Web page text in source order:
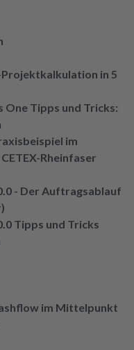
in 5
One Tipps und Tricks:
im
Rheinfaser
- Der Auftragsablauf
Tipps und Tricks
im Mittelpunkt